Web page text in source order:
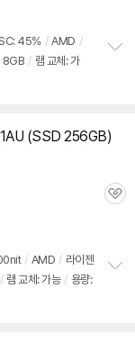
45% / AMD /
8GB / 램 교체: 가
(SSD 256GB)
관
/ AMD / 라이젠
/ 램 교체: 가능 / 용량: